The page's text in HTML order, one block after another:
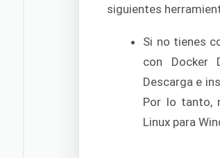
siguientes
Si no tienes
con Docker
Descarga e
Por lo tanto,
Linux para